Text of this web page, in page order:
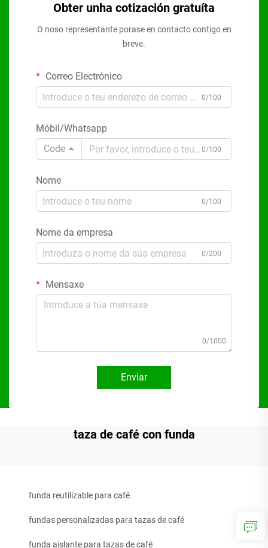
Obter unha cotización gratuíta
O noso representante porase en contacto contigo en
breve.
Correo Electrónico
0/100
Móbil/Whatsapp
Code
0/100
Nome
0/100
Nome da empresa
0/200
Mensaxe
0/1000
Enviar
taza de café con funda
funda reutilizable para café
fundas personalizadas para tazas de café
funda aislante para tazas de café